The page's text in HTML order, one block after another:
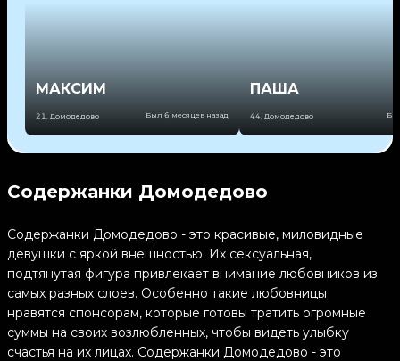
МАКСИМ
21 Домодедово Был 6 месяцев назад
ПАША
44 Домодедово
Содержанки Домодедово
Содержанки Домодедово - это красивые, миловидные
девушки с яркой внешностью. Их сексуальная,
подтянутая фигура привлекает внимание любовников из
самых разных слоев. Особенно такие любовницы
нравятся спонсорам, которые готовы тратить огромные
суммы на своих возлюбленных, чтобы видеть улыбку
счастья на их лицах. Содержанки Домодедово - это